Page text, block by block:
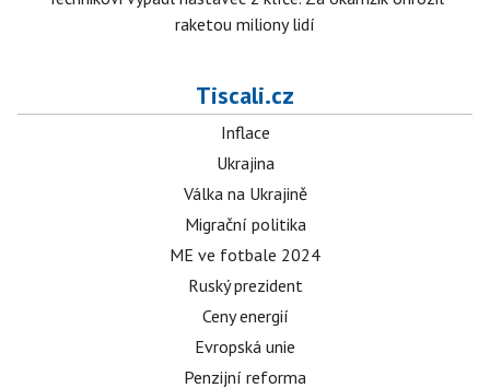
raketou miliony lidí
Tiscali.cz
Inflace
Ukrajina
Válka na Ukrajině
Migrační politika
ME ve fotbale 2024
Ruský prezident
Ceny energií
Evropská unie
Penzijní reforma